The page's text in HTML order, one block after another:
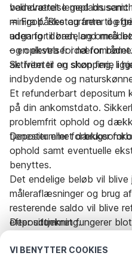
VI BENYTTER COOKIES
badeværelse med
velindrettet legeplads samt
minigolf. Restauranter og
uden for døren, og
og oplevelser i
aktiviteter og shopping,
♒︎ Fra påske og frem til
adgang til badeland med
– en ekstra fordel for
Se frem til en skøn ferie i
indbydende og
Et refunderbart
på din ankomstdato.
problemfrit ophold og
tjenester eller
Depositummet dækker
ophold samt eventuelle
benyttes.
Det endelige beløb vil
måleraflæsninger og brug
resterende saldo vil blive
efter udtjekning.
Depositummet fungerer
skulle betale, og sikrer en